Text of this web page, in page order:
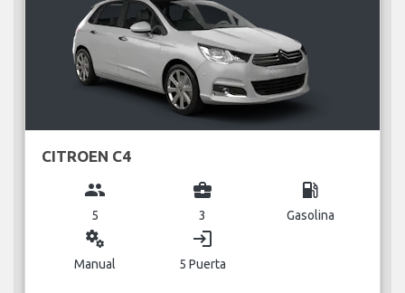
CITROEN C4
group
5
business_center
3
local_gas_station
Gasolina
miscellaneous_services
Manual
login
5 Puerta